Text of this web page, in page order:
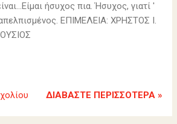
ήσυχος πια. Ήσυχος, γιατί '
ΕΠΙΜΕΛΕΙΑ: ΧΡΗΣΤΟΣ Ι.
ΔΙΑΒΆΣΤΕ ΠΕΡΙΣΣΌΤΕΡΑ »